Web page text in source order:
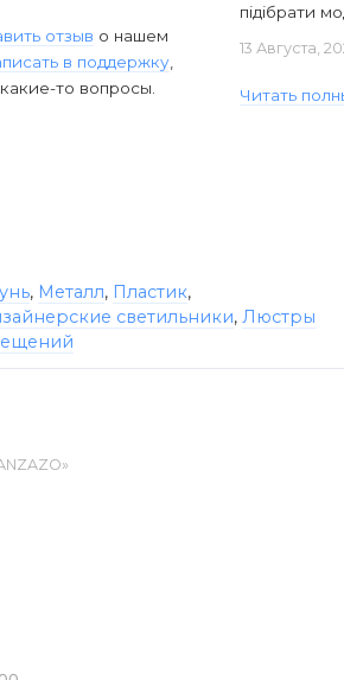
отзыв о нашем
в поддержку
то вопросы.
підібрати
13 Августа,
Читать
, Металл, Пластик,
светильники, Люстры